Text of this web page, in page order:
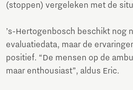
(stoppen) vergeleken met de
’s-Hertogenbosch beschikt nog
evaluatiedata, maar de
positief. “De mensen op de
maar enthousiast”, aldus Eric.